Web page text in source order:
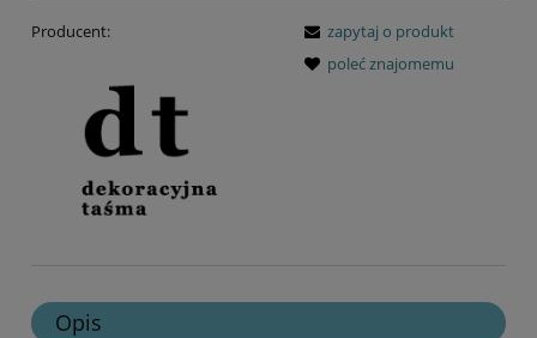
Producent:
zapytaj o produkt
poleć znajomemu
Opis